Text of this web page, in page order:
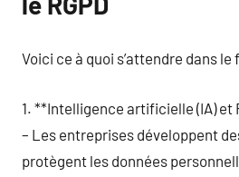
Voici ce à quoi s’attendre dans le
1. **Intelligence artificielle (IA) et
– Les entreprises développent
protègent les données